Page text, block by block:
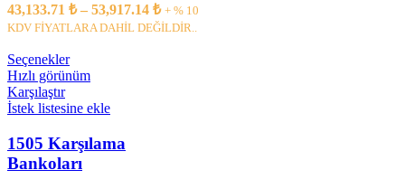
43,133.71 ₺ – 53,917.14 ₺ + % 10
KDV FİYATLARA DAHİL DEĞİLDİR..
Seçenekler
Hızlı görünüm
Karşılaştır
İstek listesine ekle
1505 Karşılama
Bankoları